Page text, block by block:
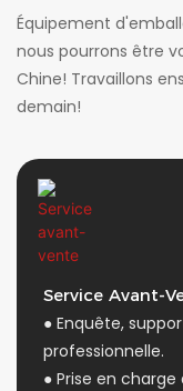
Équipement
nous pourrons être
Chine! Travaillons
demain!
Service Avant-
● Enquête,
professionnelle.
● Prise en